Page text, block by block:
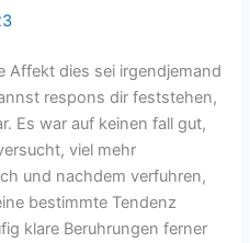
Affekt dies sei irgendjemand
respons dir feststehen,
Es war auf keinen fall gut,
viel mehr
und nachdem verfuhren,
bestimmte Tendenz
klare Beruhrungen ferner